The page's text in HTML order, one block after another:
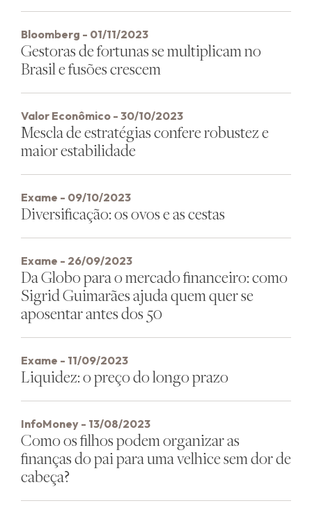
Bloomberg - 01/11/2023
Gestoras de fortunas se multiplicam no
Brasil e fusões crescem
Valor Econômico - 30/10/2023
Mescla de estratégias confere robustez e
maior estabilidade
Exame - 09/10/2023
Diversificação: os ovos e as cestas
Exame - 26/09/2023
Da Globo para o mercado financeiro: como
Sigrid Guimarães ajuda quem quer se
aposentar antes dos 50
Exame - 11/09/2023
Liquidez: o preço do longo prazo
InfoMoney - 13/08/2023
Como os filhos podem organizar as
finanças do pai para uma velhice sem dor de
cabeça?